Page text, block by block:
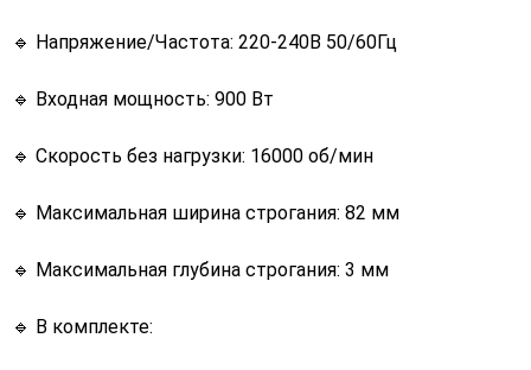
🔹 Напряжение/Частота: 220-240В 50/60Гц
🔹 Входная мощность: 900 Вт
🔹 Скорость без нагрузки: 16000 об/мин
🔹 Максимальная ширина строгания: 82 мм
🔹 Максимальная глубина строгания: 3 мм
🔹 В комплекте: